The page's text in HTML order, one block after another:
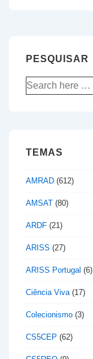
PESQUISAR
Pesquisar
por:
TEMAS
AMRAD (612)
AMSAT (80)
ARDF (21)
ARISS (27)
ARISS Portugal (6)
Ciência Viva(17)
Colecionismo (3)
CS5CEP (62)